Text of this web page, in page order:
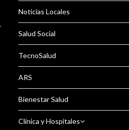
Noticias Locales
Salud Social
TecnoSalud
ARS
Bienestar Salud
Clínica y Hospitales